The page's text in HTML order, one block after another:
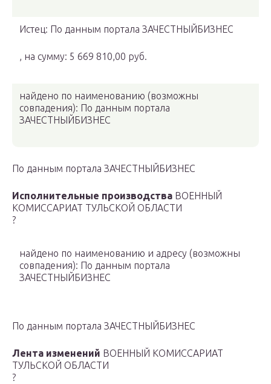
Истец: По данным портала ЗАЧЕСТНЫЙБИЗНЕС
, на сумму: 5 669 810,00 руб.
найдено по наименованию (возможны
совпадения): По данным портала
ЗАЧЕСТНЫЙБИЗНЕС
По данным портала ЗАЧЕСТНЫЙБИЗНЕС
Исполнительные производства ВОЕННЫЙ
КОМИССАРИАТ ТУЛЬСКОЙ ОБЛАСТИ
?
найдено по наименованию и адресу (возможны
совпадения): По данным портала
ЗАЧЕСТНЫЙБИЗНЕС
По данным портала ЗАЧЕСТНЫЙБИЗНЕС
Лента изменений ВОЕННЫЙ КОМИССАРИАТ
ТУЛЬСКОЙ ОБЛАСТИ
?